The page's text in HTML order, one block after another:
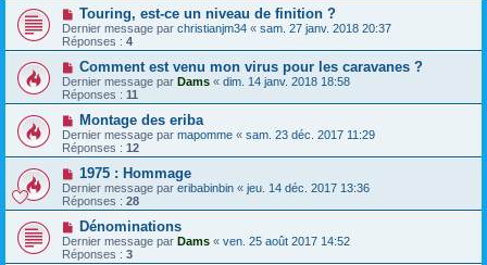
Touring, est-ce un niveau de finition ?
Dernier message par christianjm34 « sam. 27 janv. 2018 20:37
Réponses : 4
Comment est venu mon virus pour les caravanes ?
Dernier message par Dams « dim. 14 janv. 2018 18:58
Réponses : 11
Montage des eriba
Dernier message par mapomme « sam. 23 déc. 2017 11:29
Réponses : 12
1975 : Hommage
Dernier message par eribabinbin « jeu. 14 déc. 2017 13:36
Réponses : 28
Dénominations
Dernier message par Dams « ven. 25 août 2017 14:52
Réponses : 3